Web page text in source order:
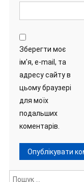
Зберегти моє
ім'я, e-mail, та
адресу сайту в
цьому браузері
для моїх
подальших
коментарів.